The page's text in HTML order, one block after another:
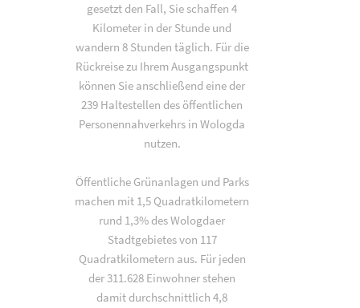
gesetzt den Fall, Sie schaffen 4
Kilometer in der Stunde und
wandern 8 Stunden täglich. Für die
Rückreise zu Ihrem Ausgangspunkt
können Sie anschließend eine der
239 Haltestellen des öffentlichen
Personennahverkehrs in Wologda
nutzen.
Öffentliche Grünanlagen und Parks
machen mit 1,5 Quadratkilometern
rund 1,3% des Wologdaer
Stadtgebietes von 117
Quadratkilometern aus. Für jeden
der 311.628 Einwohner stehen
damit durchschnittlich 4,8